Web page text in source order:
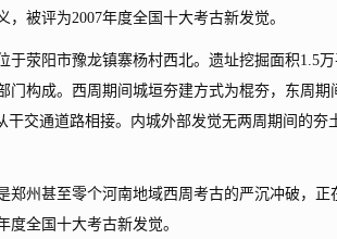
，被评为2007年度全国十大考古新发觉。
荥阳市豫龙镇寨杨村西北。遗址挖掘面积1.5万
门构成。西周期间城垣夯建方式为棍夯，东周
干交通道路相接。内城外部发觉无两周期间的
州甚至零个河南地域西周考古的严沉冲破，正
度全国十大考古新发觉。